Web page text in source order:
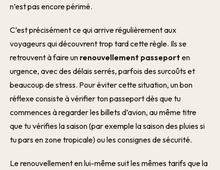
n’est pas encore périmé.
C’est précisément ce qui arrive régulièrement aux
voyageurs qui découvrent trop tard cette règle. Ils se
retrouvent à faire un renouvellement passeport en
urgence, avec des délais serrés, parfois des surcoûts et
beaucoup de stress. Pour éviter cette situation, un bon
réflexe consiste à vérifier ton passeport dès que tu
commences à regarder les billets d’avion, au même titre
que tu vérifies la saison (par exemple la saison des pluies si
tu pars en zone tropicale) ou les consignes de sécurité.
Le renouvellement en lui-même suit les mêmes tarifs que la